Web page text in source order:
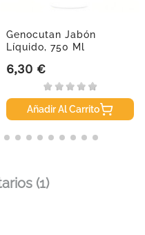
Genocutan Jabón
Líquido, 750 Ml
Precio
6,30 €
Añadir Al Carrito
(1)